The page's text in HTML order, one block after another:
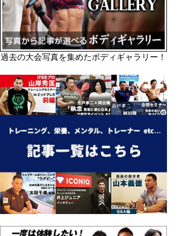
過去の大会写真を集めたボディギャラリー！